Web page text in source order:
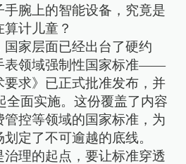
腕上的智能设备，究竟是
计儿童？
国家层面已经出台了硬约
表领域强制性国家标准——
要求》已正式批准发布，并
全面实施。这份覆盖了内容
控等领域的国家标准，为
定了不可逾越的底线。
治理的起点，要让标准穿透